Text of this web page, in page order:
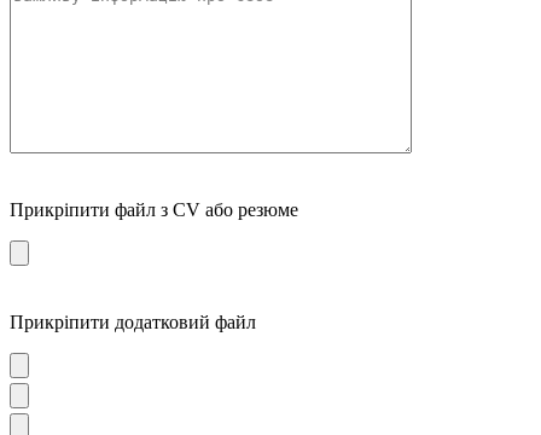
Прикріпити файл з CV або резюме
Прикріпити додатковий файл